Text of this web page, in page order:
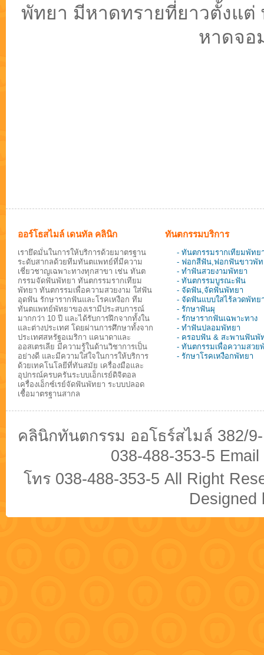
พัทยา มีหาดทรายที่ยาวตั้งแต่
หาดจอ
ออร์โธสไมล์ เดนทัล คลินิก
เรายึดมั่นในการให้บริการด้วยมาตรฐาน
ระดับสากลด้วยทีมทันตแพทย์ที่มีความ
เชี่ยวชาญเฉพาะทางทุกสาขา เช่น ทันต
กรรมจัดฟันพัทยา ทันตกรรมรากเทียม
พัทยา ทันตกรรมเพื่อความสวยงาม ใส่ฟัน
อุดฟัน รักษารากฟันและโรคเหงือก ทีม
ทันตแพทย์พัทยาของเรามีประสบการณ์
มากกว่า 10 ปี และได้รับการฝึกจากทั้งใน
และต่างประเทศ โดยผ่านการศึกษาทั้งจาก
ประเทศสหรัฐอเมริกา แคนาดาและ
ออสเตรเลีย มีความรู้ในด้านวิชาการเป็น
อย่างดี และมีความใส่ใจในการให้บริการ
ด้วยเทคโนโลยีที่ทันสมัย เครื่องมือและ
อุปกรณ์ครบครันระบบเอ็กเรย์ดิจิตอล
เครื่องเอ็กซ์เรย์จัดฟันพัทยา ระบบปลอด
เชื้อมาตรฐานสากล
ทันตกรรมบริการ
- ทันตกรรมรากเทียมพัทย
- ฟอกสีฟัน,ฟอกฟันขาวพัท
- ทำฟันสวยงามพัทยา
- ทันตกรรมบูรณะฟัน
- จัดฟัน,จัดฟันพัทยา
- จัดฟันแบบใสไร้ลวดพัทย
- รักษาฟันผุ
- รักษารากฟันเฉพาะทาง
- ทำฟันปลอมพัทยา
- ครอบฟัน & สะพานฟันพั
- ทันตกรรมเพื่อความสวย
- รักษาโรคเหงือกพัทยา
คลินิกทันตกรรม ออโธร์สไมล์ 382/
038-488-353-5
โทร 038-488-353-5 All Right
Designed